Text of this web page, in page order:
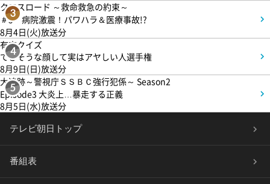
3
クロスロード ～救命救急の約束～
＃5 病院激震！パワハラ＆医療事故!?
8月4日(火)放送分
4
有吉クイズ
できそうな顔して実はアヤしい人選手権
8月9日(日)放送分
5
大追跡～警視庁ＳＳＢＣ強行犯係～ Season2
Episode3 大炎上…暴走する正義
8月5日(水)放送分
テレビ朝日トップ
番組表